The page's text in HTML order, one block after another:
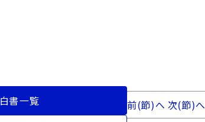
白書一覧 前(節)へ 次(節)へ